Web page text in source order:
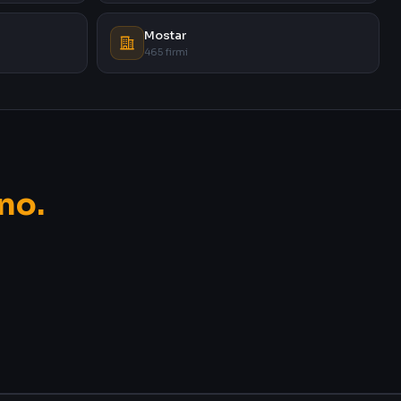
Mostar
465 firmi